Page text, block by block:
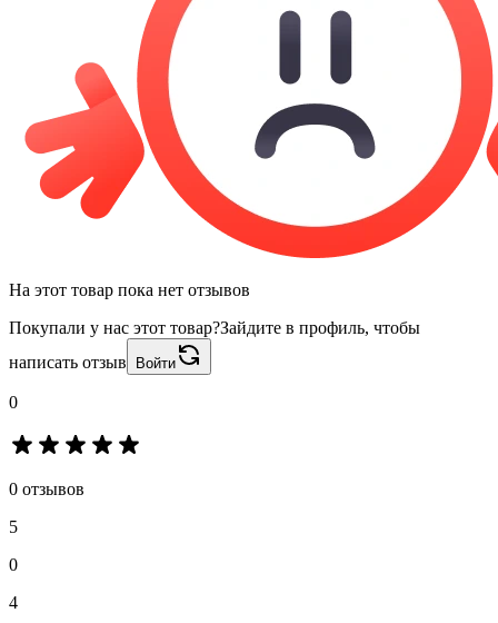
На этот товар пока нет отзывов
Покупали у нас этот товар?Зайдите в профиль, чтобы
написать отзыв
Войти
0
0 отзывов
5
0
4